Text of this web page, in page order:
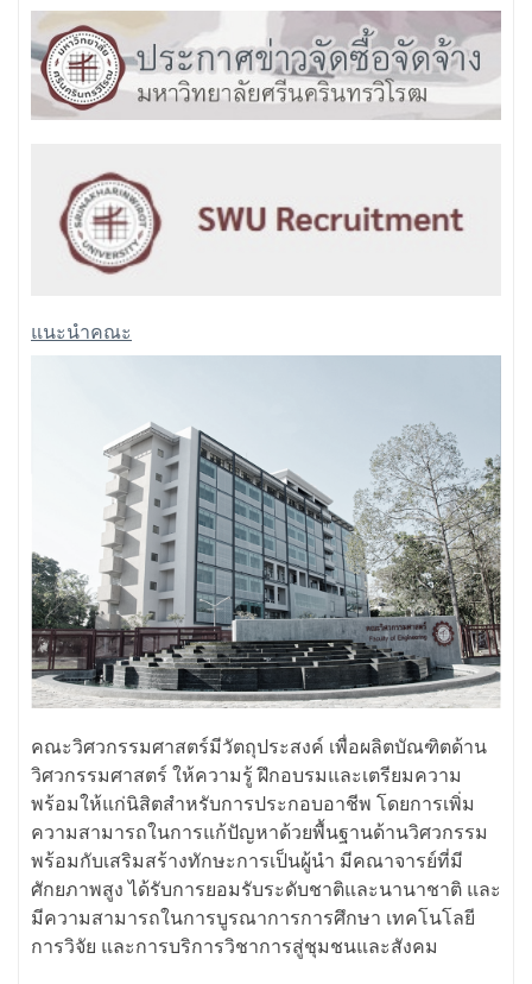
แนะนำคณะ
คณะวิศวกรรมศาสตร์มีวัตถุประสงค์ เพื่อผลิตบัณฑิตด้าน
วิศวกรรมศาสตร์ ให้ความรู้ ฝึกอบรมและเตรียมความ
พร้อมให้แก่นิสิตสำหรับการประกอบอาชีพ โดยการเพิ่ม
ความสามารถในการแก้ปัญหาด้วยพื้นฐานด้านวิศวกรรม
พร้อมกับเสริมสร้างทักษะการเป็นผู้นำ มีคณาจารย์ที่มี
ศักยภาพสูง ได้รับการยอมรับระดับชาติและนานาชาติ และ
มีความสามารถในการบูรณาการการศึกษา เทคโนโลยี
การวิจัย และการบริการวิชาการสู่ชุมชนและสังคม